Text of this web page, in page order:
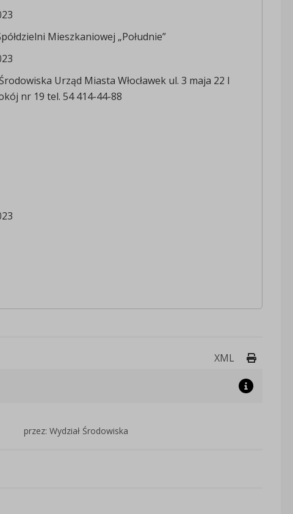
Mieszkaniowej „Południe”
Urząd Miasta Włocławek ul. 3 maja 22 I
nr 19 tel. 54 414-44-88
XML Drukuj
przez: Wydział Środowiska